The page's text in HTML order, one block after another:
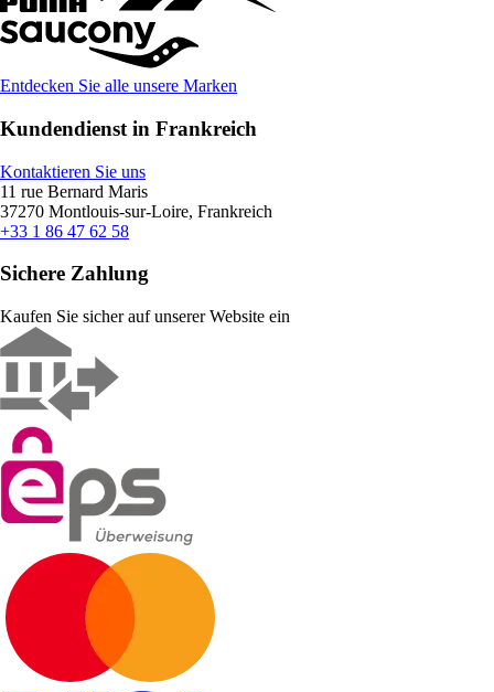
Entdecken Sie alle unsere Marken
Kundendienst in Frankreich
Kontaktieren Sie uns
11 rue Bernard Maris
37270 Montlouis-sur-Loire, Frankreich
+33 1 86 47 62 58
Sichere Zahlung
Kaufen Sie sicher auf unserer Website ein